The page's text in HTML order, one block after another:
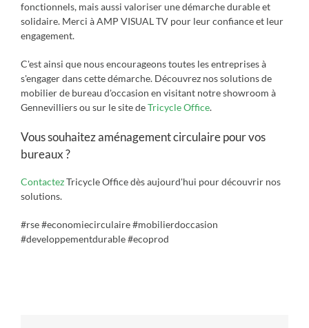
fonctionnels, mais aussi valoriser une démarche durable et
solidaire. Merci à AMP VISUAL TV pour leur confiance et leur
engagement.
C'est ainsi que nous encourageons toutes les entreprises à
s'engager dans cette démarche. Découvrez nos solutions de
mobilier de bureau d'occasion en visitant notreshowroom à
Gennevilliersou sur le site deTricycle Office.
Vous souhaitez aménagement circulaire pour vos
bureaux ?
ContactezTricycle Office dès aujourd'hui pour découvrir nos
solutions.
#rse #economiecirculaire #mobilierdoccasion
#developpementdurable #ecoprod